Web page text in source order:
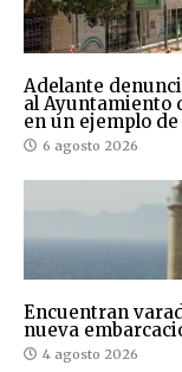
Adelante
al Ayuntamiento
en un ejemplo
6 agosto 2026
Encuentran
nueva
4 agosto 2026